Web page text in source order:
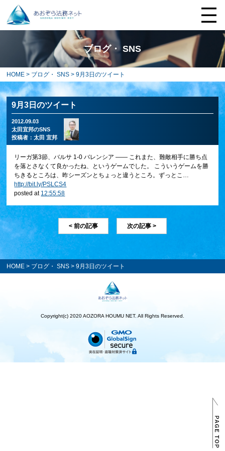
ブログ・ SNS
HOME > ブログ・ SNS > 9月3日のツイート
9月3日のツイート
2012.09.03
太田宜邦のSNS
投稿者：太田 宜邦
リーガ第3節、バルサ 1-0 バレンシア ―― これまた、難敵相手に勝ち点
を落とさなくて良かったね、というゲームでした。 こういうゲームを勝
ちきるところは、昨シーズンとちょっと違うところ。ずっとこ…
http://bit.ly/PSLCS4
posted at 12:55:58
< 前の記事 次の記事 >
HOME > ブログ・ SNS > 9月3日のツイート
Copyright(c) 2020 AOZORA HOUMU NET. All Rights Reserved.